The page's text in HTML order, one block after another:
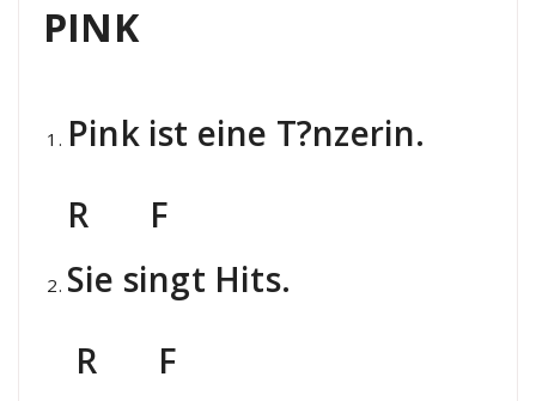
PINK
Pink ist eine T?nzerin.
R F
Sie singt Hits.
R F